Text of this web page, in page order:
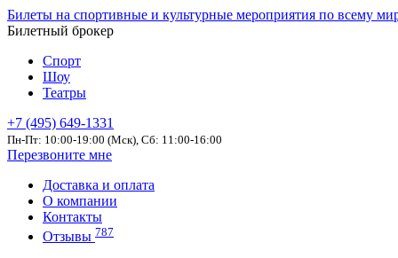
Билеты на спортивные и культурные мероприятия по всему
Билетный брокер
Спорт
Шоу
Театры
+7 (495) 649-1331
Пн-Пт: 10:00-19:00 (Мск), Сб: 11:00-16:00
Перезвоните мне
Доставка и оплата
О компании
Контакты
Отзывы 787